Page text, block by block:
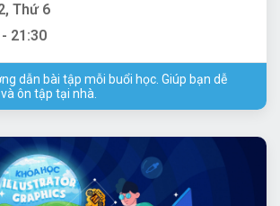
Thứ 6
21:30
dẫn bài tập mỗi buổi học. Giúp bạn dễ
ôn tập tại nhà.